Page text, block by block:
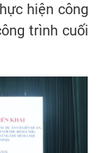
hiện công
trình cuối